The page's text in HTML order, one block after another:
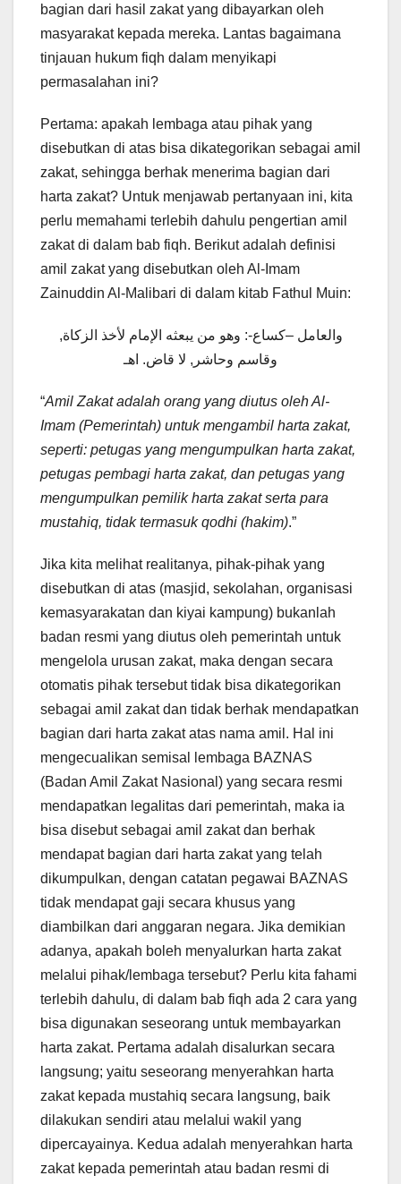
bagian dari hasil zakat yang dibayarkan oleh
masyarakat kepada mereka. Lantas bagaimana
tinjauan hukum fiqh dalam menyikapi
permasalahan ini?
Pertama: apakah lembaga atau pihak yang
disebutkan di atas bisa dikategorikan sebagai amil
zakat, sehingga berhak menerima bagian dari
harta zakat? Untuk menjawab pertanyaan ini, kita
perlu memahami terlebih dahulu pengertian amil
zakat di dalam bab fiqh. Berikut adalah definisi
amil zakat yang disebutkan oleh Al-Imam
Zainuddin Al-Malibari di dalam kitab Fathul Muin:
والعامل –كساع-: وهو من يبعثه الإمام لأخذ الزكاة,
وقاسم وحاشر, لا قاض. اهـ
“Amil Zakat adalah orang yang diutus oleh Al-
Imam (Pemerintah) untuk mengambil harta zakat,
seperti: petugas yang mengumpulkan harta zakat,
petugas pembagi harta zakat, dan petugas yang
mengumpulkan pemilik harta zakat serta para
mustahiq, tidak termasuk qodhi (hakim).”
Jika kita melihat realitanya, pihak-pihak yang
disebutkan di atas (masjid, sekolahan, organisasi
kemasyarakatan dan kiyai kampung) bukanlah
badan resmi yang diutus oleh pemerintah untuk
mengelola urusan zakat, maka dengan secara
otomatis pihak tersebut tidak bisa dikategorikan
sebagai amil zakat dan tidak berhak mendapatkan
bagian dari harta zakat atas nama amil. Hal ini
mengecualikan semisal lembaga BAZNAS
(Badan Amil Zakat Nasional) yang secara resmi
mendapatkan legalitas dari pemerintah, maka ia
bisa disebut sebagai amil zakat dan berhak
mendapat bagian dari harta zakat yang telah
dikumpulkan, dengan catatan pegawai BAZNAS
tidak mendapat gaji secara khusus yang
diambilkan dari anggaran negara. Jika demikian
adanya, apakah boleh menyalurkan harta zakat
melalui pihak/lembaga tersebut? Perlu kita fahami
terlebih dahulu, di dalam bab fiqh ada 2 cara yang
bisa digunakan seseorang untuk membayarkan
harta zakat. Pertama adalah disalurkan secara
langsung; yaitu seseorang menyerahkan harta
zakat kepada mustahiq secara langsung, baik
dilakukan sendiri atau melalui wakil yang
dipercayainya. Kedua adalah menyerahkan harta
zakat kepada pemerintah atau badan resmi di